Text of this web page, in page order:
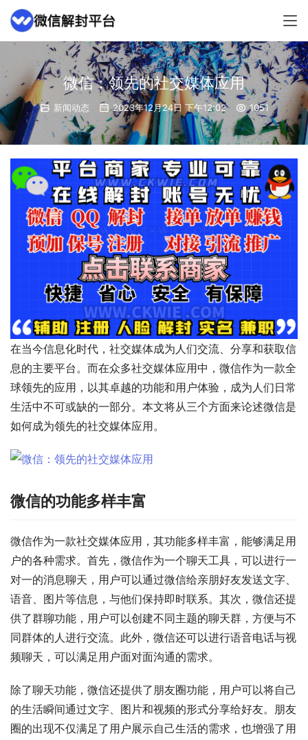
微信：领先的社交媒体应用
新闻动态 2023年12月24日 下午12:02 1051
在当今信息化时代，社交媒体成为人们交流、分享和获取信
息的主要平台。而在众多社交媒体应用中，微信作为一款全
球领先的应用，以其卓越的功能和用户体验，成为人们日常
生活中不可或缺的一部分。本文将从三个方面来论述微信是
如何成为领先的社交媒体应用。
微信的功能多样丰富
微信作为一款社交媒体应用，其功能多样丰富，能够满足用
户的各种需求。首先，微信作为一个聊天工具，可以进行一
对一的消息聊天，用户可以通过微信给亲朋好友发送文字、
语音、图片等信息，与他们保持即时联系。其次，微信还提
供了群聊功能，用户可以创建不同主题的聊天群，方便与不
同群体的人进行交流。此外，微信还可以进行语音电话与视
频聊天，可以满足用户面对面沟通的需求。
除了聊天功能，微信还提供了朋友圈功能，用户可以将自己
的生活瞬间通过文字、图片和视频的形式分享给好友。朋友
圈的出现不仅满足了用户展示自己生活的需求，也增强了用